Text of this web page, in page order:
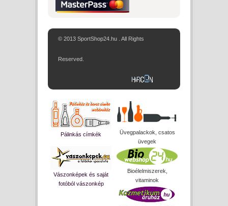
© 2013 SportShop24.hu . All Rights
Reserved.
Pálinkás címkék
Üvegpalackok, csatos
üvegek
Vászonképek és saját
fotóból vászonkép
Bioélelmiszerek,
vitaminok